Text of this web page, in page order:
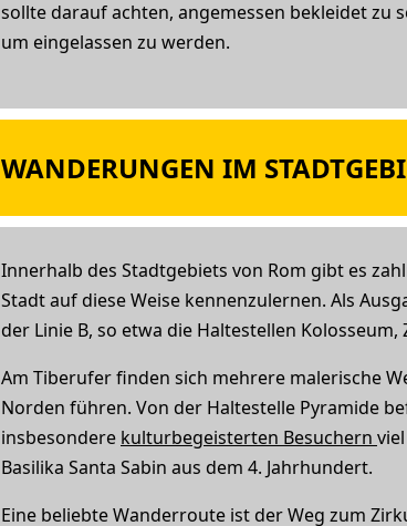
sollte darauf achten, angemessen bekleidet zu
um eingelassen zu werden.
WANDERUNGEN IM
Innerhalb des Stadtgebiets von Rom gibt es
Stadt auf diese Weise kennenzulernen. Als
der Linie B, so etwa die Haltestellen
Am Tiberufer finden sich mehrere malerische
Norden führen. Von der Haltestelle Pyramide
insbesondere kulturbegeisterten Besuchern
Basilika Santa Sabin aus dem 4. Jahrhundert.
Eine beliebte Wanderroute ist der Weg zum